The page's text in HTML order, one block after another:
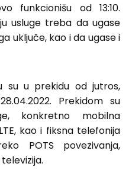
funkcionišu od 13:10.
usluge treba da ugase
uključe, kao i da ugase i
su u prekidu od jutros,
Prekidom su
konkretno mobilna
kao i fiksna telefonija
POTS povezivanja,